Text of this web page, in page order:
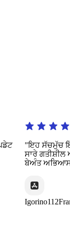
"ਇਹ ਸੱਚਮੁੱਚ ਇੱਕ
ਸਾਰੇ ਗਤੀਸ਼ੀਲ
ਬੇਅੰਤ ਅਭਿਆਸ
Igorino112France